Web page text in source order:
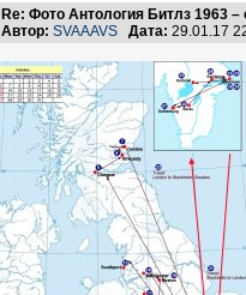
Re: Фото Антология Битлз 1963 –
Автор: SVAAAVS Дата: 29.01.17